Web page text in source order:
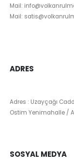
Mail:
Mail:
ADRES
Adres : Uzayçağı
Ostim Yenimahalle /
SOSYAL MEDYA